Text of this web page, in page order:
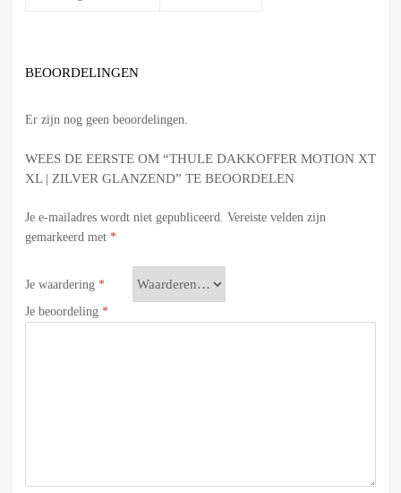
BEOORDELINGEN
Er zijn nog geen beoordelingen.
WEES DE EERSTE OM “THULE DAKKOFFER MOTION XT
XL | ZILVER GLANZEND” TE BEOORDELEN
Je e-mailadres wordt niet gepubliceerd. Vereiste velden zijn
gemarkeerd met *
Je waardering *
Je beoordeling *